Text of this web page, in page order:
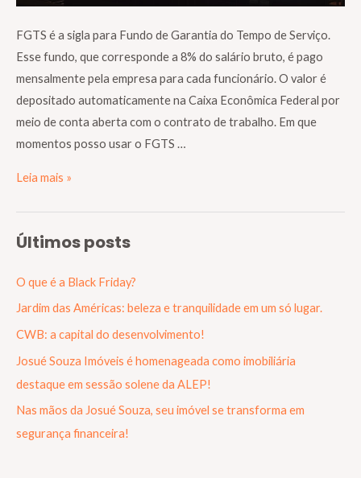
FGTS é a sigla para Fundo de Garantia do Tempo de Serviço.
Esse fundo, que corresponde a 8% do salário bruto, é pago
mensalmente pela empresa para cada funcionário. O valor é
depositado automaticamente na Caixa Econômica Federal por
meio de conta aberta com o contrato de trabalho. Em que
momentos posso usar o FGTS …
Leia mais »
Últimos posts
O que é a Black Friday?
Jardim das Américas: beleza e tranquilidade em um só lugar.
CWB: a capital do desenvolvimento!
Josué Souza Imóveis é homenageada como imobiliária
destaque em sessão solene da ALEP!
Nas mãos da Josué Souza, seu imóvel se transforma em
segurança financeira!